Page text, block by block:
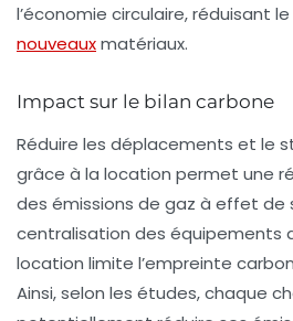
l’économie circulaire, réduisant
nouveauxmatériaux.
Impact sur le bilan carbone
Réduire les déplacements et le
grâce à la location permet une
des émissions de gaz à effet de
centralisation des équipements
location limite l’empreinte
Ainsi, selon les études, chaque